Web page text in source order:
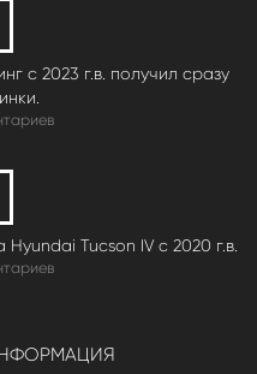
с 2023 г.в. получил сразу
Tucson IV c 2020 г.в.